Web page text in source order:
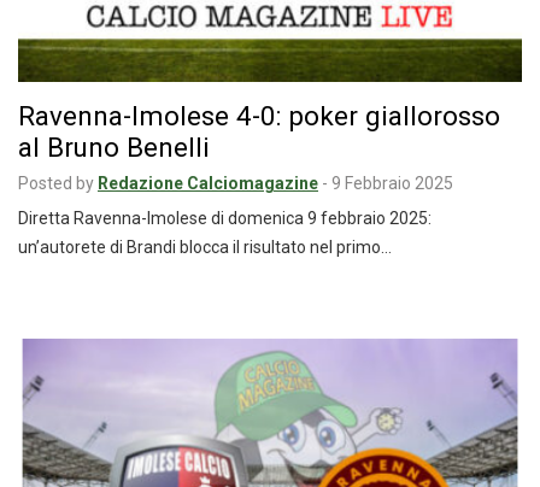
Ravenna-Imolese 4-0: poker giallorosso
al Bruno Benelli
Posted by Redazione Calciomagazine - 9 Febbraio 2025
Diretta Ravenna-Imolese di domenica 9 febbraio 2025:
un’autorete di Brandi blocca il risultato nel primo…